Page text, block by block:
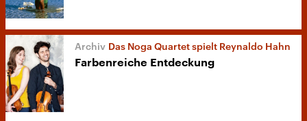
Das Noga Quartet spielt Reynaldo Hahn
Farbenreiche Entdeckung